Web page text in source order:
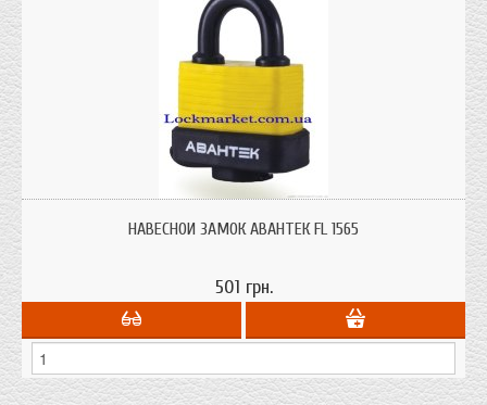
прорезиненном чехле. Влагостойкий дужка замка в резине и с резиновыми
кольцами. Замочная скважина закрывается резиновым колпачком.
НАВЕСНОЙ ЗАМОК АВАНТЕК FL 1565
501 грн.